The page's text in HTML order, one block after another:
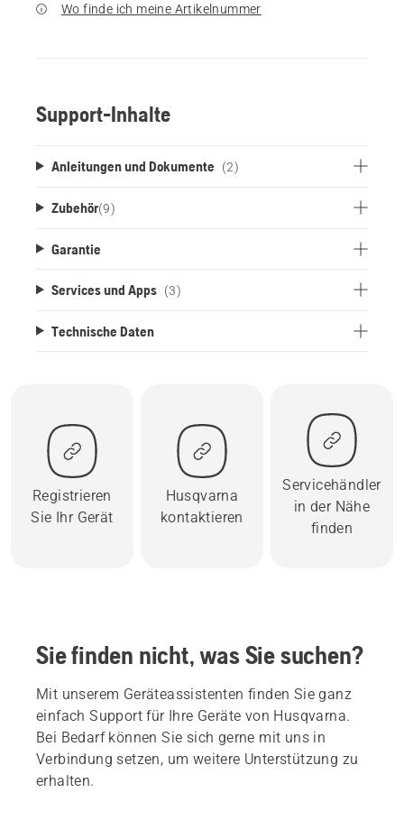
Wo finde ich meine Artikelnummer
Support-Inhalte
Anleitungen und Dokumente (2)
Zubehör(9)
Garantie
Services und Apps (3)
Technische Daten
Registrieren
Sie Ihr Gerät
Husqvarna
kontaktieren
Servicehändler
in der Nähe
finden
Sie finden nicht, was Sie suchen?
Mit unserem Geräteassistenten finden Sie ganz
einfach Support für Ihre Geräte von Husqvarna.
Bei Bedarf können Sie sich gerne mit uns in
Verbindung setzen, um weitere Unterstützung zu
erhalten.